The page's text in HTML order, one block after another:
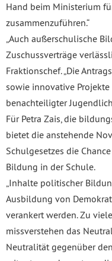
Hand beim Ministerium
zusammenzuführen.“
„Auch außerschulische
Zuschussverträge
Fraktionschef. „Die
sowie innovative
benachteiligter
Für Petra Zais, die
bietet die anstehende
Schulgesetzes die
Bildung in der Schule.
„Inhalte politischer
Ausbildung von
verankert werden. Zu
missverstehen das
Neutralität gegenüber